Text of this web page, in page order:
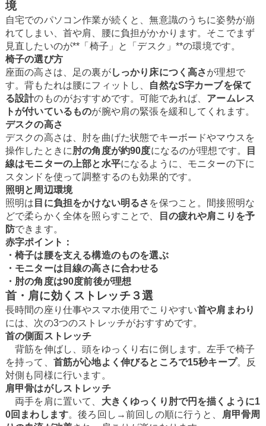
境
自宅でのパソコン作業が続くと、無意識のうちに姿勢が崩
れてしまい、首や肩、腰に負担がかかります。そこでまず
見直したいのが**「椅子」と「デスク」**の環境です。
椅子の選び方
座面の高さは、足の裏がしっかり床につく高さが理想で
す。背もたれは腰にフィットし、 自然なS字カーブを保て
る設計のものがおすすめです。可能であれば、 アームレス
トが付いているものが腕や肩の緊張を緩和してくれます。
デスクの高さ
デスクの高さは、肘を曲げた状態でキーボードやマウスを
操作したときに肘の角度が約90度になるのが理想です。
目
線はモニターの上部と水平になるように、モニターの下に
スタンドを使って調整するのも効果的です。
照明と周辺環境
照明は 目に負担をかけない明るさ を保つこと。間接照明な
どで柔らかく全体を照らすことで、
目の疲れや肩こりを予
防できます。
赤字ポイント：
・椅子は腰を支える構造のものを選ぶ
・モニターは目線の高さに合わせる
・肘の角度は90度前後が理想
首・肩に効くストレッチ３選
長時間の座り仕事やスマホ使用でこりやすい首や肩まわり
には、次の3つのストレッチがおすすめです。
首の側面ストレッチ
背筋を伸ばし、頭をゆっくり右に倒します。左手で椅子
を持って、 首筋が心地よく伸びるところで15秒キープ。反
対側も同様に行います。
肩甲骨はがしストレッチ
両手を肩に置いて、 大きくゆっくり肘で円を描くように1
0回まわします。後ろ回し→前回しの順に行うと、
肩甲骨周